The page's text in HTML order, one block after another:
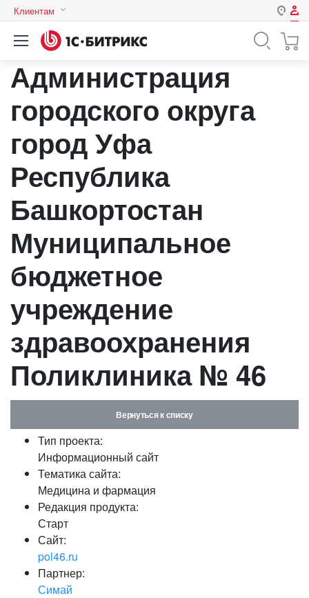
Клиентам
Казахстан
Авторизация
Логин
Пароль
компьютере
Администрация
городского округа
город Уфа
Республика
Башкортостан
Муниципальное
бюджетное
учреждение
здравоохранения
Поликлиника № 46
Вернуться к списку
Тип проекта:
Информационный сайт
Тематика сайта:
Медицина и фармация
Редакция продукта:
Старт
Сайт:
pol46.ru
Партнер:
Симай